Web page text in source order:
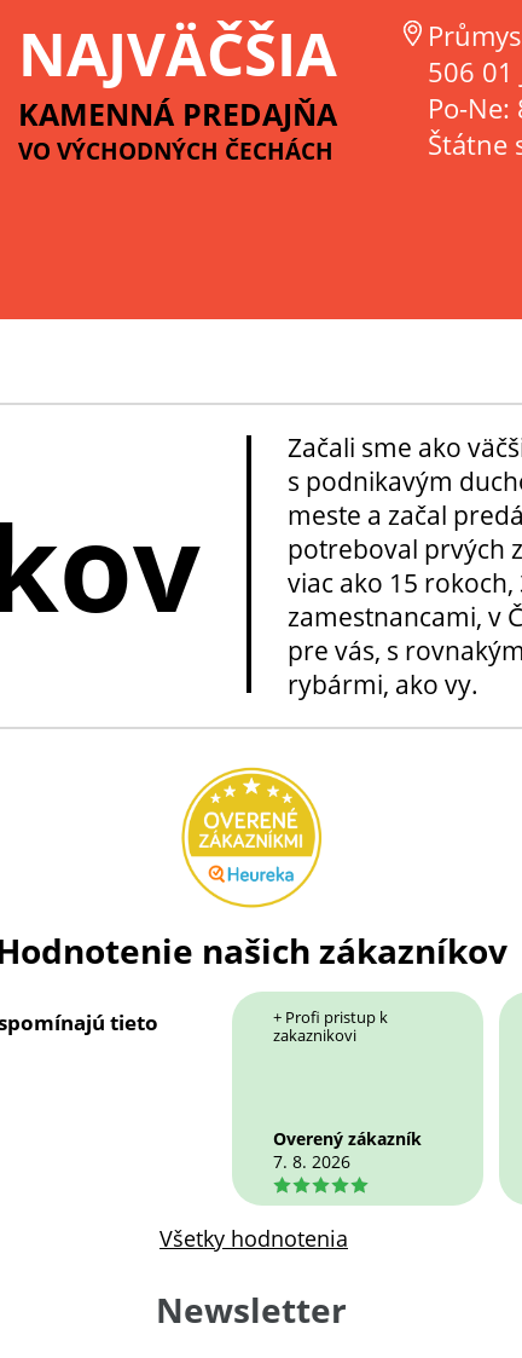
NAJVÄČŠIA
KAMENNÁ PREDAJŇA
VO VÝCHODNÝCH ČECHÁCH
506 01
Po-Ne:
Štátne
Začali sme ako
s podnikavým
meste a začal
potreboval prvých
viac ako 15 rokoch,
zamestnancami, v
pre vás, s
rybármi, ako vy.
našich zákazníkov
tieto
+ Profi pristup k
zakaznikovi
Overený zákazník
7. 8. 2026
5
Všetky hodnotenia
Newsletter